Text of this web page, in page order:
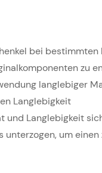
bei bestimmten
zu
langlebiger
Langlebigkeit
und Langlebigkeit
um